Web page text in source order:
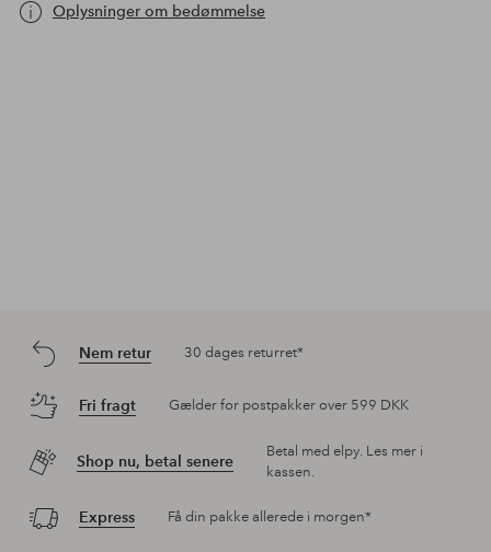
Oplysninger om bedømmelse
Nem retur 30 dages returret*
Fri fragt Gælder for postpakker over 599 DKK
Shop nu, betal senere
Betal med elpy. Les mer i
kassen.
Express Få din pakke allerede i morgen*